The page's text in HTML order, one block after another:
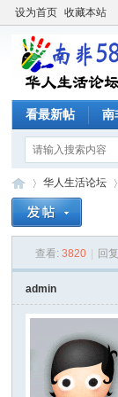
设为首页 收藏本站
看最新帖 南
华人生活论坛
›
查看: 3820 回
admin